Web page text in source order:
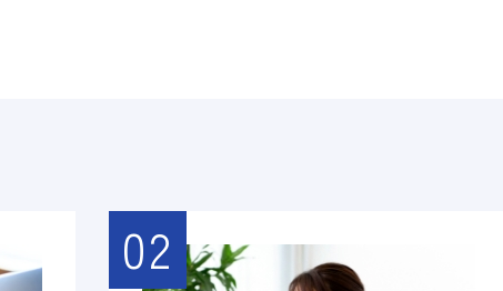
02